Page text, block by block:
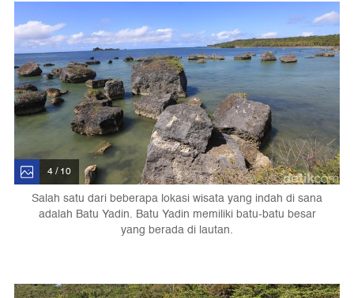
4 / 10
Salah satu dari beberapa lokasi wisata yang indah di sana
adalah Batu Yadin. Batu Yadin memiliki batu-batu besar
yang berada di lautan.